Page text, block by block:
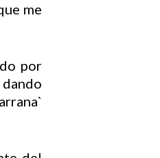
me
por